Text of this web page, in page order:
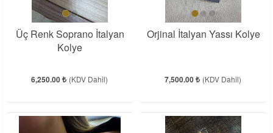
Üç Renk Soprano İtalyan
Kolye
6,250.00 ₺ (KDV Dahil)
Orjinal İtalyan Yassı Kolye
7,500.00 ₺ (KDV Dahil)